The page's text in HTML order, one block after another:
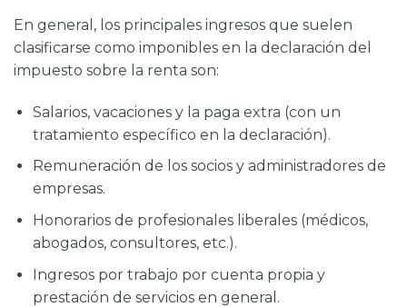
En general, los principales ingresos que suelen
clasificarse como imponibles en la declaración del
impuesto sobre la renta son:
Salarios, vacaciones y la paga extra (con un
tratamiento específico en la declaración).
Remuneración de los socios y administradores de
empresas.
Honorarios de profesionales liberales (médicos,
abogados, consultores, etc.).
Ingresos por trabajo por cuenta propia y
prestación de servicios en general.